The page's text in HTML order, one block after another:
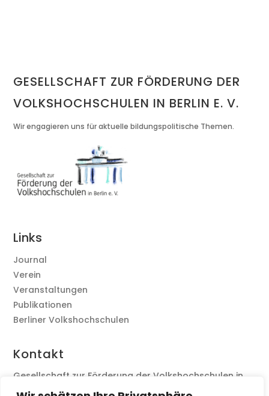
GESELLSCHAFT ZUR FÖRDERUNG DER
VOLKSHOCHSCHULEN IN BERLIN E. V.
Wir engagieren uns für aktuelle bildungspolitische Themen.
Links
Journal
Verein
Veranstaltungen
Publikationen
Berliner Volkshochschulen
Kontakt
Gesellschaft zur Förderung der Volkshochschulen in
Berlin e. V., c/o Stefan Bruns